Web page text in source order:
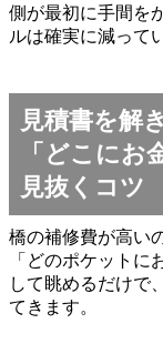
側が最初に手間を
ルは確実に減って
見積書を解
「どこに
見抜くコツ
橋の補修費が高い
「どのポケットに
して眺めるだけで
てきます。